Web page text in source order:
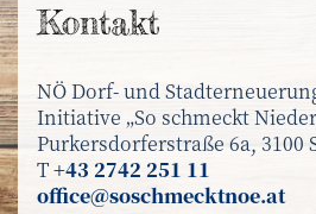
Kontakt
NÖ Dorf- und
Initiative „So schmeckt
Purkersdorferstraße 6a, 3100
T+43 2742 251 11
office@soschmecktnoe.at